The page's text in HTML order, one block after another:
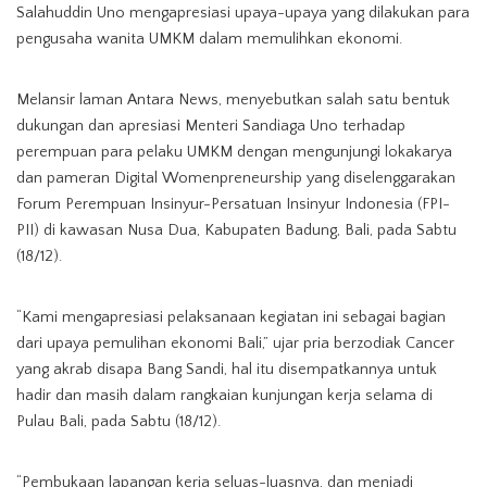
Bali, Sabtu (18/12) / Foto: ANTARA
Salahuddin Uno mengapresiasi upaya-upaya yang dilakukan para
pengusaha wanita UMKM dalam memulihkan ekonomi.
Melansir laman Antara News, menyebutkan salah satu bentuk
dukungan dan apresiasi Menteri Sandiaga Uno terhadap
perempuan para pelaku UMKM dengan mengunjungi lokakarya
dan pameran Digital Womenpreneurship yang diselenggarakan
Forum Perempuan Insinyur-Persatuan Insinyur Indonesia (FPI-
PII) di kawasan Nusa Dua, Kabupaten Badung, Bali, pada Sabtu
(18/12).
“Kami mengapresiasi pelaksanaan kegiatan ini sebagai bagian
dari upaya pemulihan ekonomi Bali,” ujar pria berzodiak Cancer
yang akrab disapa Bang Sandi, hal itu disempatkannya untuk
hadir dan masih dalam rangkaian kunjungan kerja selama di
Pulau Bali, pada Sabtu (18/12).
“Pembukaan lapangan kerja seluas-luasnya, dan menjadi